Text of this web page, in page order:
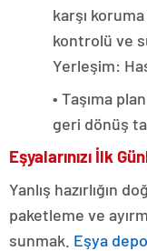
karşı
kontrolü ve
Yerleşim:
• Taşıma
geri dönüş
Eşyalarınızı İlk
Yanlış hazırlığın
paketleme ve
sunmak. Eşya